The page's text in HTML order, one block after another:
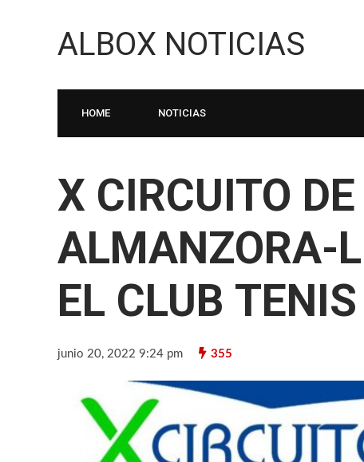
ALBOX NOTICIAS
HOME NOTICIAS
X CIRCUITO
ALMANZORA-
EL CLUB
junio 20, 2022 9:24 pm 355